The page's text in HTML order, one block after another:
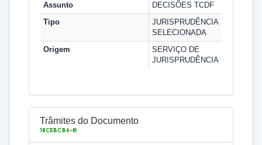
Assunto
DECISÕES TCDF
Tipo
JURISPRUDÊNCIA
SELECIONADA
Origem
SERVIÇO DE
JURISPRUDÊNCIA
Trâmites do Documento
18CEBCB6-e